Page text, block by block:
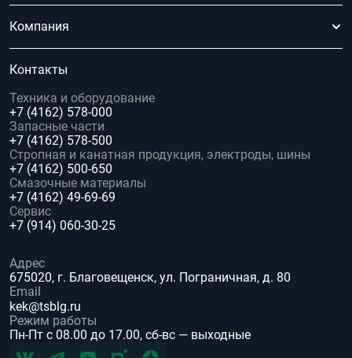
Компания
Контакты
Техника и оборудование
+7 (4162) 578-000
Запасные части
+7 (4162) 578-500
Стропная и канатная продукция, электроды, шины
+7 (4162) 500-650
Смазочные материалы
+7 (4162) 49-69-69
Сервис
+7 (914) 060-30-25
Адрес
675020, г. Благовещенск, ул. Пограничная, д. 80
Email
kek@tsblg.ru
Режим работы
Пн-Пт с 08.00 до 17.00, сб-вс — выходные